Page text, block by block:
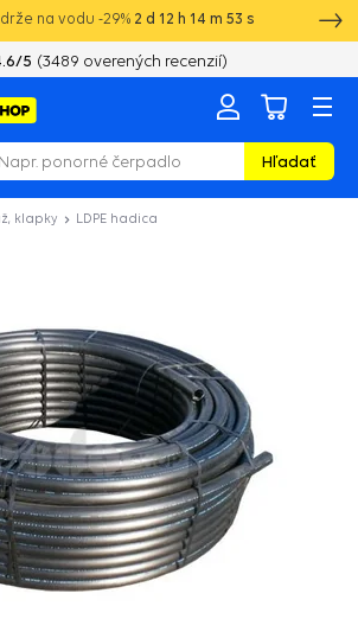
na vodu -29% 2 d 12 h 14 m 53 s
/5 (3489 overených recenzií)
Hľadať
klapky LDPE hadica